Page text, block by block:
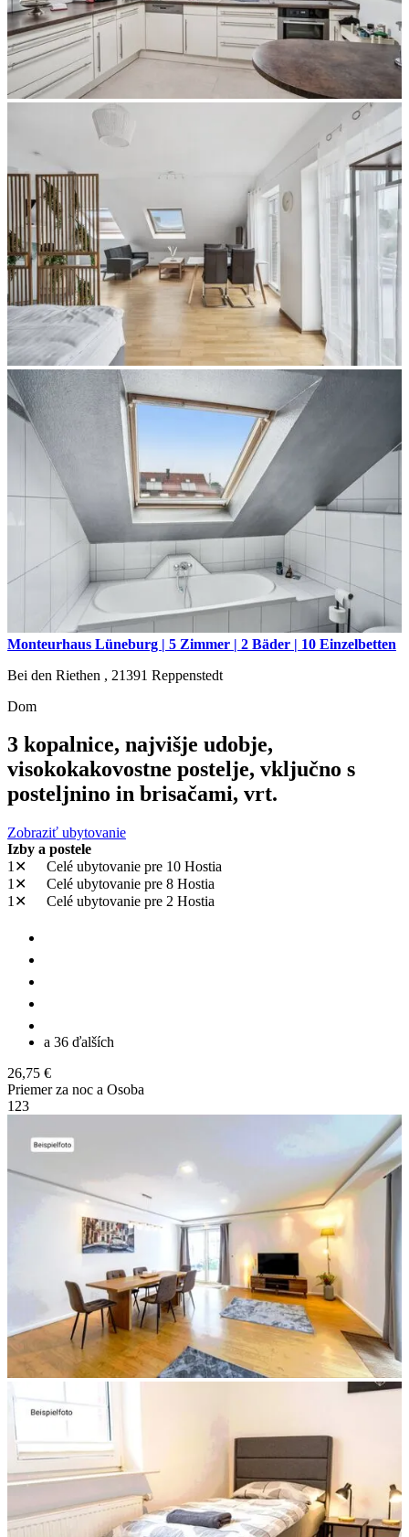
Monteurhaus Lüneburg | 5 Zimmer | 2 Bäder | 10 Einzelbetten
Bei den Riethen , 21391 Reppenstedt
Dom
3 kopalnice, najvišje udobje,
visokokakovostne postelje, vključno s
posteljnino in brisačami, vrt.
Zobraziť ubytovanie
Izby a postele
1✕
Celé ubytovanie pre 10 Hostia
1✕
Celé ubytovanie pre 8 Hostia
1✕
Celé ubytovanie pre 2 Hostia
a 36 ďalších
26,75 €
Priemer za noc a Osoba
1 23